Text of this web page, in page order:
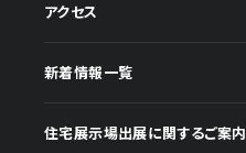
アクセス
新着情報一覧
住宅展示場出展に関するご案内